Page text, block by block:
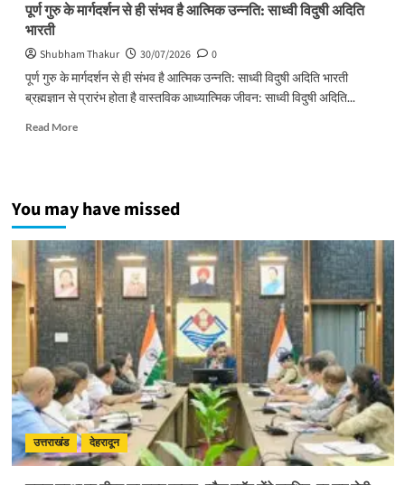
पूर्ण गुरु के मार्गदर्शन से ही संभव है आत्मिक उन्नति: साध्वी विदुषी अदिति
भारती
Shubham Thakur 30/07/2026
0
पूर्ण गुरु के मार्गदर्शन से ही संभव है आत्मिक उन्नति: साध्वी विदुषी अदिति भारती
ब्रह्मज्ञान से प्रारंभ होता है वास्तविक आध्यात्मिक जीवन: साध्वी विदुषी अदिति...
Read MoreRead
के
से
ही
है
आत्मिक
उन्नति:
साध्वी
विदुषी
अदिति
भारती
You may have missed
उत्तराखंड देहरादून